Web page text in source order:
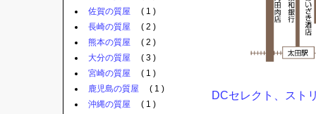
DCセレクト、スト
佐賀の質屋 ( 1 )
長崎の質屋 ( 2 )
熊本の質屋 ( 2 )
大分の質屋 ( 3 )
宮崎の質屋 ( 1 )
鹿児島の質屋 ( 1 )
沖縄の質屋 ( 1 )